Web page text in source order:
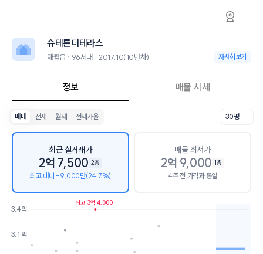
애월읍 슈테른더테라스 아파트 시세·실거래가
슈테른더테라스는 애월읍에 위치한 96세대 아파트로, 2017.10 입주한
최고 4층, 용적률 78%, 건폐율 34%의 단지입니다.
교통 시설로는 슈테른더테라스 (60m), 슈테른더테라스 (69m)이 있
슈테른더테라스
슈테른더테라스
애월읍 · 96세대 · 2017.10(10년차) 애월읍 · 96세
자세히보기
정보 매물 시세
매매 전세 월세 전세가율 30평
최근 실거래가
2억 7,500 2층
최고 대비 -9,000만(24.7%)
매물 최저가
2억 9,000 1층
4주 전 가격과 동일
3.1억
3.4억
최고 3억 4,000